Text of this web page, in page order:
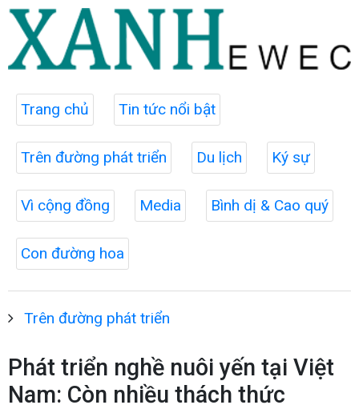
Trang chủ Tin tức nổi bật
Trên đường phát triển Du lịch Ký sự
Vì cộng đồng Media Bình dị & Cao quý
Con đường hoa
Trên đường phát triển
Phát triển nghề nuôi yến tại Việt
Nam: Còn nhiều thách thức